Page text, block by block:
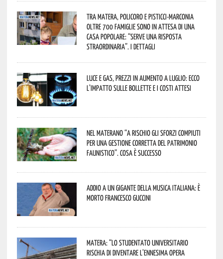
Tra Matera, Policoro e Pisticci-Marconia
oltre 700 famiglie sono in attesa di una
casa popolare: “serve una risposta
straordinaria”. I dettagli
Luce e gas, prezzi in aumento a luglio: ecco
l’impatto sulle bollette e i costi attesi
Nel materano “a rischio gli sforzi compiuti
per una gestione corretta del patrimonio
faunistico”. Cosa è successo
Addio a un gigante della musica italiana: è
morto Francesco Guccini
Matera: “Lo studentato universitario
rischia di diventare l’ennesima opera